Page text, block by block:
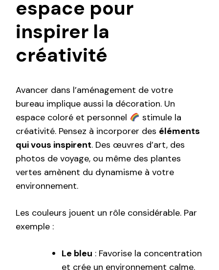
espace pour
inspirer la
créativité
Avancer dans l’aménagement de votre
bureau implique aussi la décoration. Un
espace coloré et personnel
stimule la
créativité. Pensez à incorporer des éléments
qui vous inspirent. Des œuvres d’art, des
photos de voyage, ou même des plantes
vertes amènent du dynamisme à votre
environnement.
Les couleurs jouent un rôle considérable. Par
exemple :
Le bleu : Favorise la concentration
et crée un environnement calme.